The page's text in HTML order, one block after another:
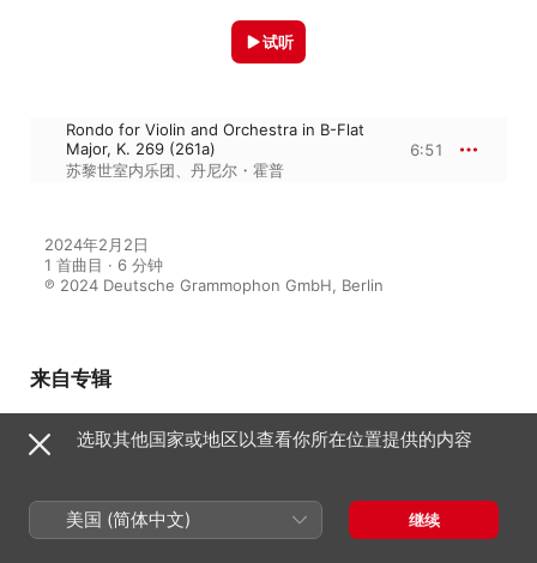
试听
Rondo for Violin and Orchestra in B-Flat
Major, K. 269 (261a)
苏黎世室内乐团
丹尼尔・霍普
6:51
2024年2月2日
1 首曲目 · 6 分钟
℗ 2024 Deutsche Grammophon GmbH, Berlin
来自专辑
苏黎世室内乐团、丹尼尔・霍普
选取其他国家或地区以查看你所在位置提供的内容
美国 (简体中文) 继续